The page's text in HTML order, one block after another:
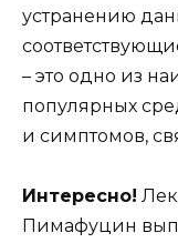
устранению
– это одно из
популярных
и симптомов,
Интересно!
Пимафуцин